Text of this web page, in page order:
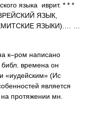
языка иврит. * * *
ЯЗЫК,
ЯЗЫКИ).… …
к–ром написано
времена он
«иудейским» (Ис
является
протяжении мн.